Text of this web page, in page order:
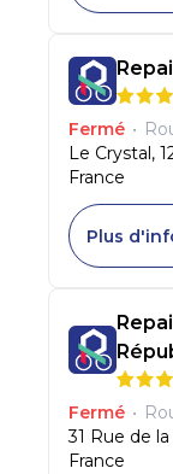
Fermé •
Le Crystal,
France
Plus
Fermé •
31 Rue de
France